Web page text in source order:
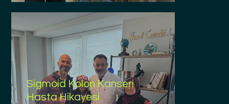
Sigmoid Kolon Kanseri
Hasta Hikayesi